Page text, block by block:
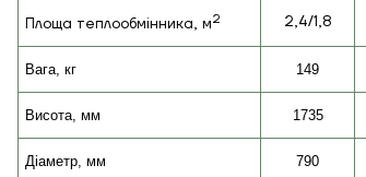
Площа теплообмінника, м2 2,4/1,8
Вага, кг 149
Висота, мм 1735
Діаметр, мм 790